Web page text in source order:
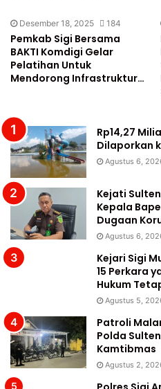
Desember 18, 2025 184
Pemkab Sigi Bersama
BAKTI Komdigi Gelar
Pelatihan Untuk
Mendorong Infrastruktur…
Rp14,27
Dilaporkan
Agustus 6,
Kejati
Kepala
Dugaan
Agustus 6,
Kejari Sigi
15 Perkara
Hukum
Agustus 5,
Patroli
Polda
Kamtibmas
Agustus 2,